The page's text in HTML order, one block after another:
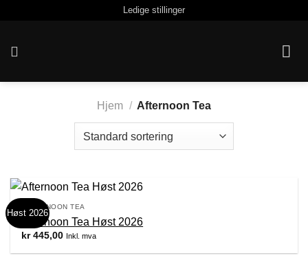
Ledige stillinger
Hjem / Afternoon Tea
Høst 2026
AFTERNOON TEA
Afternoon Tea Høst 2026
kr445,00 Inkl. mva